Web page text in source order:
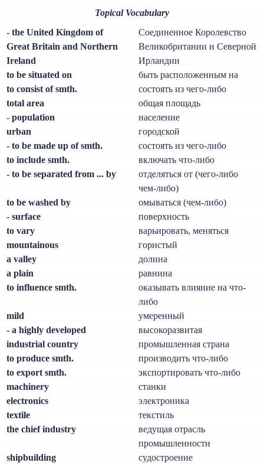
Topical Vocabulary
- the United Kingdom of
Great Britain and Northern
Ireland
Соединенное Королевство
Великобритании и Северной
Ирландии
to be situated on
быть расположенным на
to consist of smth.
состоять из чего-либо
total area
общая площадь
- population
население
urban
городской
- to be made up of smth.
состоять из чего-либо
to include smth.
включать что-либо
- to be separated from ... by
отделяться от (чего-либо
чем-либо)
to be washed by
омываться (чем-либо)
- surface
поверхность
to vary
варьировать, меняться
mountainous
гористый
a valley
долина
a plain
равнина
to influence smth.
оказывать влияние на что-
либо
mild
умеренный
- a highly developed
industrial country
высокоразвитая
промышленная страна
to produce smth.
производить что-либо
to export smth.
экспортировать что-либо
machinery
станки
electronics
электроника
textile
текстиль
the chief industry
ведущая отрасль
промышленности
shipbuilding
судостроение